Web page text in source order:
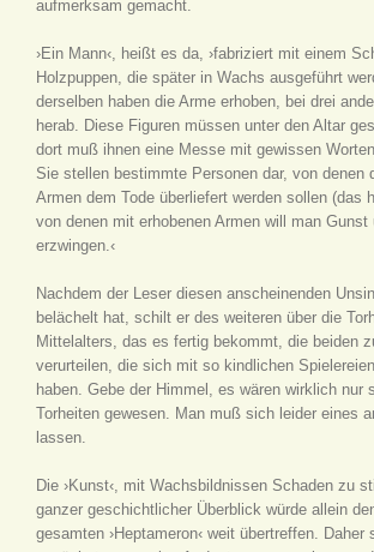
aufmerksam gemacht.
›Ein Mann‹, heißt es da, ›fabriziert mit einem
Holzpuppen, die später in Wachs ausgeführt
derselben haben die Arme erhoben, bei drei
herab. Diese Figuren müssen unter den Altar
dort muß ihnen eine Messe mit gewissen
Sie stellen bestimmte Personen dar, von denen
Armen dem Tode überliefert werden sollen (das
von denen mit erhobenen Armen will man Gunst
erzwingen.‹
Nachdem der Leser diesen anscheinenden
belächelt hat, schilt er des weiteren über die
Mittelalters, das es fertig bekommt, die beiden
verurteilen, die sich mit so kindlichen
haben. Gebe der Himmel, es wären wirklich nur
Torheiten gewesen. Man muß sich leider eines
lassen.
Die ›Kunst‹, mit Wachsbildnissen Schaden zu
ganzer geschichtlicher Überblick würde allein
gesamten ›Heptameron‹ weit übertreffen. Daher